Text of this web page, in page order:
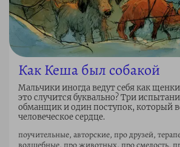
Как Кеша был собакой
Мальчики иногда ведут себя как
это случится буквально? Три
обманщик и один поступок, который
человеческое сердце.
поучительные, авторские, про друзей,
волшебные, про животных, про смелость,